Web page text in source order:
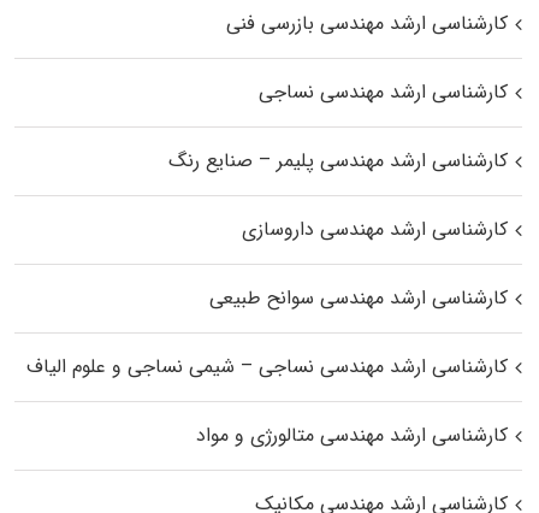
کارشناسی ارشد مهندسی بازرسی فنی
کارشناسی ارشد مهندسی نساجی
کارشناسی ارشد مهندسی پلیمر – صنایع رنگ
کارشناسی ارشد مهندسی داروسازی
کارشناسی ارشد مهندسی سوانح طبیعی
کارشناسی ارشد مهندسی نساجی – شیمی نساجی و علوم الیاف
کارشناسی ارشد مهندسی متالورژی و مواد
کارشناسی ارشد مهندسی مکانیک